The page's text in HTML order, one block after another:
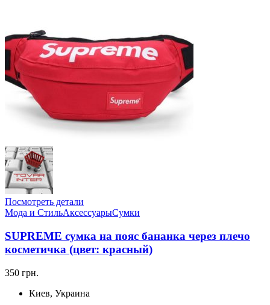
Посмотреть детали
Мода и СтильАксессуарыСумки
SUPREME сумка на пояс бананка через плечо
косметичка (цвет: красный)
350 грн.
Киев, Украина